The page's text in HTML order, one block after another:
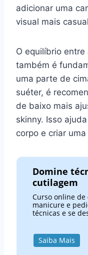
adicionar uma
visual mais
O equilíbrio
também é
uma parte de
suéter, é
de baixo mais
skinny. Isso
corpo e criar
Domine
cutilagem
Curso online
manicure e
técnicas e se
Saiba Mais